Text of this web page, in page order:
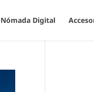
Nómada Digital